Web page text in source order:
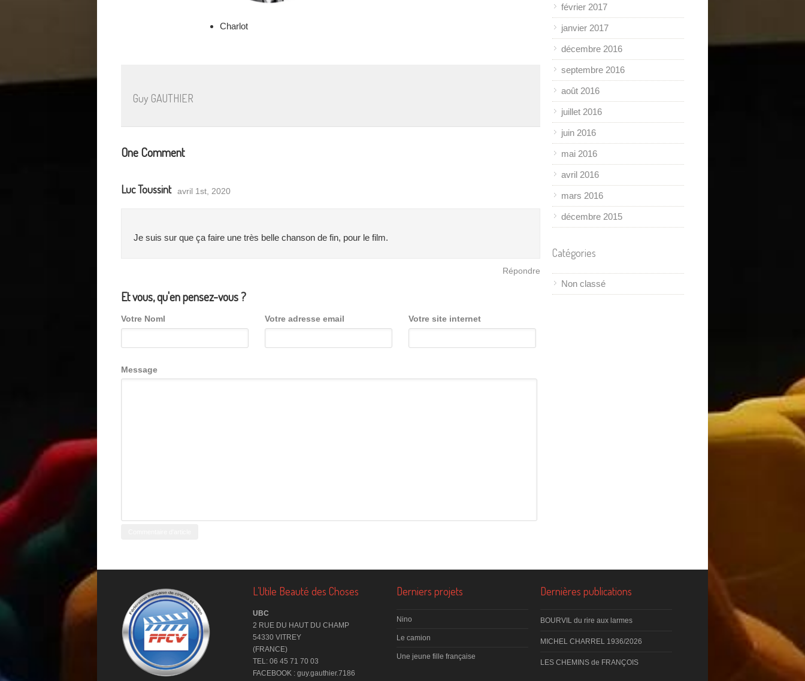
Charlot
Guy GAUTHIER
OneComment
Luc Toussint avril 1st, 2020
Je suis sur que ça faire une très belle chanson de fin, pour le film.
Répondre
Et vous, qu'en pensez-vous ?
Votre Noml Votre adresse email Votre site internet
Message
février 2017
janvier 2017
décembre 2016
septembre 2016
août 2016
juillet 2016
juin 2016
mai 2016
avril 2016
mars 2016
décembre 2015
Catégories
Non classé
L’Utile Beauté des Choses
UBC
2 RUE DU HAUT DU CHAMP
54330 VITREY
(FRANCE)
TEL: 06 45 71 70 03
FACEBOOK : guy.gauthier.7186
Derniers projets
Nino
Le camion
Une jeune fille française
Dernières publications
BOURVIL du rire aux larmes
MICHEL CHARREL 1936/2026
LES CHEMINS de FRANÇOIS